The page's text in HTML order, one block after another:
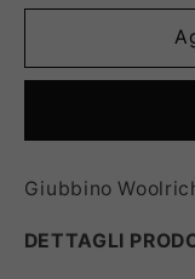
Giubbino
DETTAGLI